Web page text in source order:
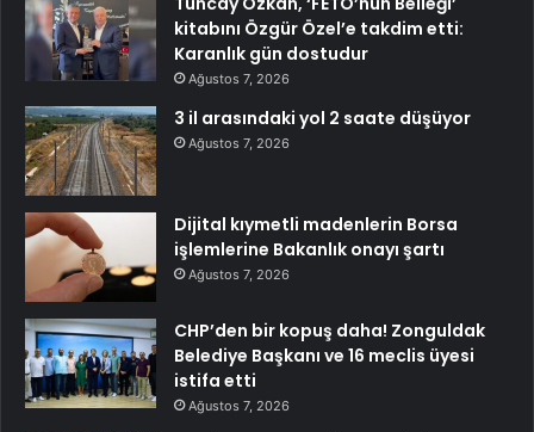
kitabını Özgür Özel’e takdim etti:
Karanlık gün dostudur
Ağustos 7, 2026
3 il arasındaki yol 2 saate düşüyor
Ağustos 7, 2026
Dijital kıymetli madenlerin Borsa
işlemlerine Bakanlık onayı şartı
Ağustos 7, 2026
CHP’den bir kopuş daha! Zonguldak
Belediye Başkanı ve 16 meclis üyesi
istifa etti
Ağustos 7, 2026